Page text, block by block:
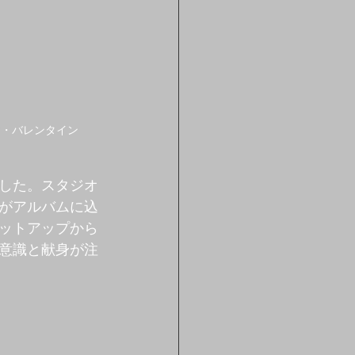
バレンタイン
た。スタジオ
アルバムに込
トアップから
識と献身が注